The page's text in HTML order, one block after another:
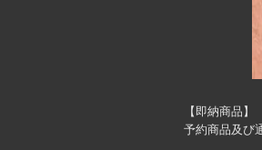
【即納商品】
予約商品及び